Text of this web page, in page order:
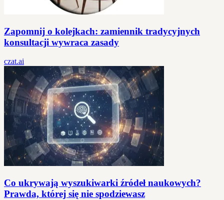
Zapomnij o kolejkach: zamiennik tradycyjnych
konsultacji wywraca zasady
czat.ai
Co ukrywają wyszukiwarki źródeł naukowych?
Prawda, której się nie spodziewasz